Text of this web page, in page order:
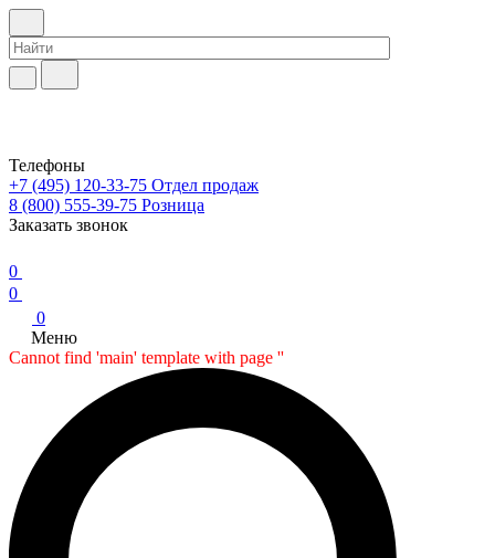
Телефоны
+7 (495) 120-33-75 Отдел продаж
8 (800) 555-39-75 Розница
Заказать звонок
0
0
0
Меню
Cannot find 'main' template with page ''